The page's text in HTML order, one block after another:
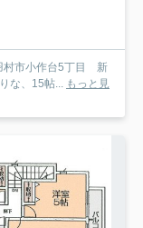
村市小作台5丁目 新
な、15帖... もっと見